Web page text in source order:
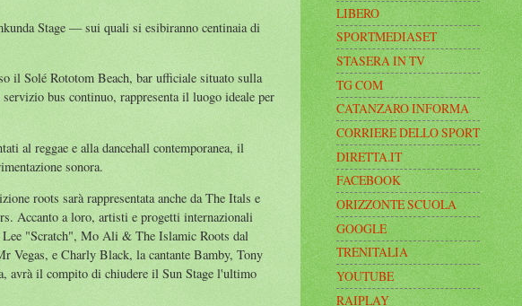
Stage — sui quali si esibiranno centinaia di
il Solé Rototom Beach, bar ufficiale situato sulla
bus continuo, rappresenta il luogo ideale per
al reggae e alla dancehall contemporanea, il
sonora.
roots sarà rappresentata anche da The Itals e
Accanto a loro, artisti e progetti internazionali
"Scratch", Mo Ali & The Islamic Roots dal
Vegas, e Charly Black, la cantante Bamby, Tony
avrà il compito di chiudere il Sun Stage l'ultimo
LIBERO
SPORTMEDIASET
STASERA IN TV
TG COM
CATANZARO INFORMA
CORRIERE DELLO SPORT
DIRETTA.IT
FACEBOOK
ORIZZONTE SCUOLA
GOOGLE
TRENITALIA
YOUTUBE
RAIPLAY